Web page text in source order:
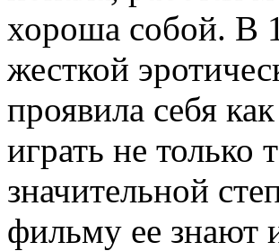
хороша собой. В
жесткой
проявила себя
играть не
значительной
фильму ее знают